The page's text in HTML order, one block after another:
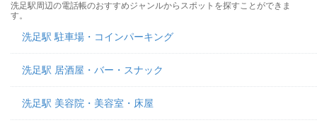
洗足駅周辺の電話帳のおすすめジャンルからスポットを探すことができま
す。
洗足駅 駐車場・コインパーキング
洗足駅 居酒屋・バー・スナック
洗足駅 美容院・美容室・床屋